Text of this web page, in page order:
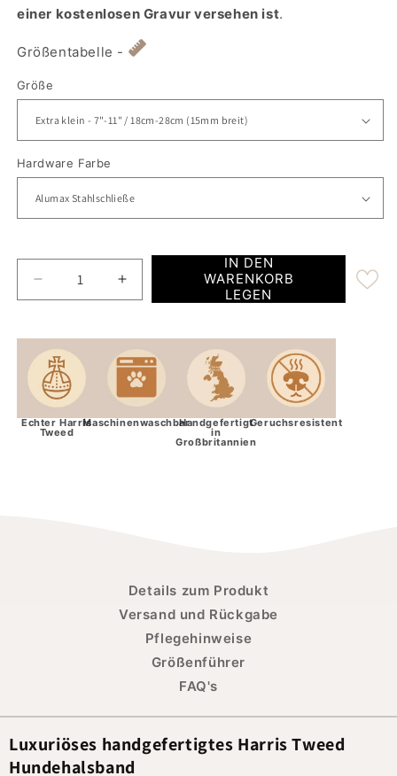
einer kostenlosen Gravur versehen ist.
Größentabelle -
Größe
Hardware Farbe
Anzahl für das luxuriöse Harris-Tweed-
Anzahl für das luxuriöse Harris-
IN DEN
WARENKORB
LEGEN
Echter Harris
Tweed
MaschinenwaschbarHandgefertigt
in
Großbritannien
Geruchsresistent
Details zum Produkt
Versand und Rückgabe
Pflegehinweise
Größenführer
FAQ's
Luxuriöses handgefertigtes Harris Tweed
Hundehalsband